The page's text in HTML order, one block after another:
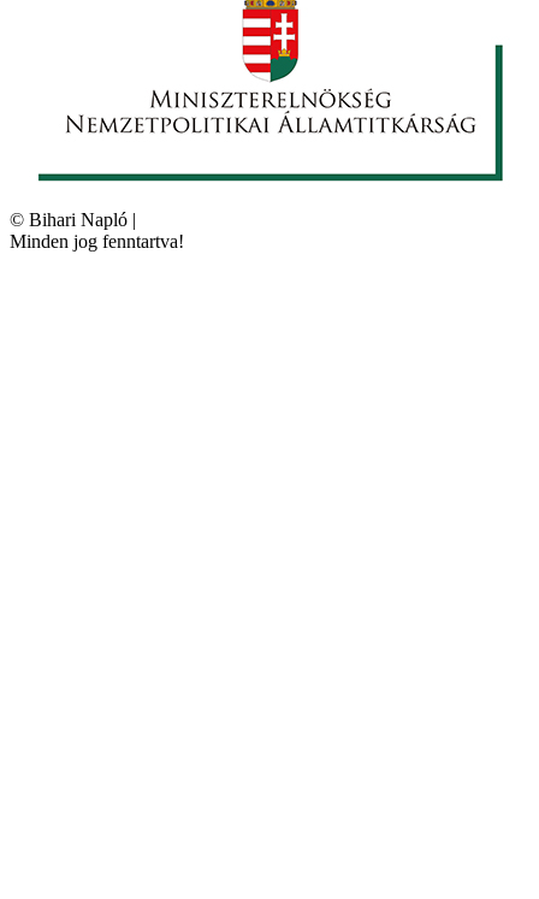
© Bihari Napló |
Minden jog fenntartva!